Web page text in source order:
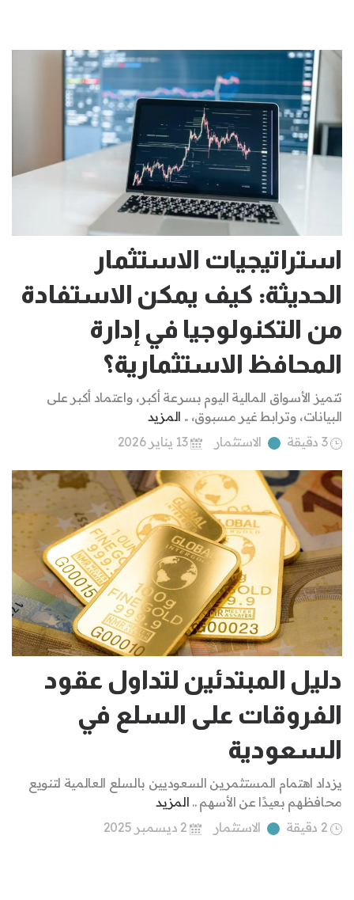
استراتيجيات الاستثمار
الحديثة: كيف يمكن الاستفادة
من التكنولوجيا في إدارة
المحافظ الاستثمارية؟
تتميز الأسواق المالية اليوم بسرعة أكبر، واعتماد أكبر على
البيانات، وترابط غير مسبوق، .. المزيد
3 دقيقة
الاستثمار 13 يناير 2026
دليل المبتدئين لتداول عقود
الفروقات على السلع في
السعودية
يزداد اهتمام المستثمرين السعوديين بالسلع العالمية لتنويع
محافظهم بعيدًا عن الأسهم .. المزيد
2 دقيقة
الاستثمار 2 ديسمبر 2025